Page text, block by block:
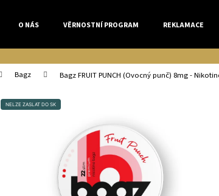
O NÁS VĚRNOSTNÍ PROGRAM REKLAMACE
Bagz Bagz FRUIT PUNCH (Ovocný punč) 8mg -
NELZE ZASLAT DO SK
Co potřebujete najít?
Doporučujeme